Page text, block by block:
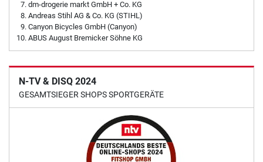
dm-drogerie markt GmbH + Co. KG
Andreas Stihl AG & Co. KG (STIHL)
Canyon Bicycles GmbH (Canyon)
ABUS August Bremicker Söhne KG
N-TV & DISQ 2024
GESAMTSIEGER SHOPS SPORTGERÄTE